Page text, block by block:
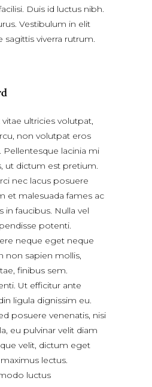
Duis id luctus nibh.
Vestibulum in elit
sagittis viverra rutrum.
ultricies volutpat,
non volutpat eros
Pellentesque lacinia mi
ut dictum est pretium.
nec lacus posuere
et malesuada fames ac
in faucibus. Nulla vel
potenti.
neque eget neque
non sapien mollis,
finibus sem.
Ut efficitur ante
ligula dignissim eu.
posuere venenatis, nisi
eu pulvinar velit diam
velit, dictum eget
lectus.
luctus